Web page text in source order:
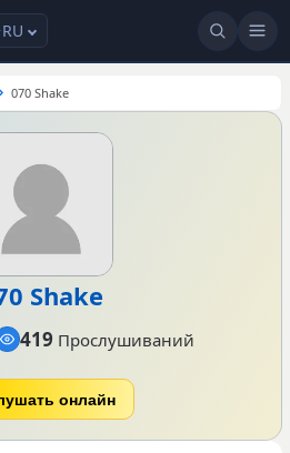
RU
070 Shake
Shake
419 Прослушиваний
онлайн